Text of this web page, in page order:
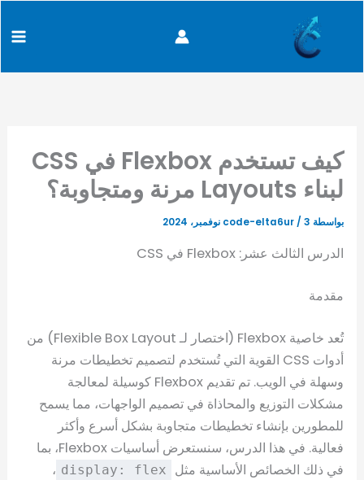
كيف تستخدم Flexbox في CSS
لبناء Layouts مرنة ومتجاوبة؟
بواسطة code-elta6ur / 3 نوفمبر، 2024
الدرس الثالث عشر: Flexbox في CSS
مقدمة
تُعد خاصية Flexbox (اختصار لـ Flexible Box Layout) من
أدوات CSS القوية التي تُستخدم لتصميم تخطيطات مرنة
وسهلة في الويب. تم تقديم Flexbox كوسيلة لمعالجة
مشكلات التوزيع والمحاذاة في تصميم الواجهات، مما يسمح
للمطورين بإنشاء تخطيطات متجاوبة بشكل أسرع وأكثر
فعالية. في هذا الدرس، سنستعرض أساسيات Flexbox، بما
في ذلك الخصائص الأساسية مثل
display: flex ،
بريدك
الإلكتروني...